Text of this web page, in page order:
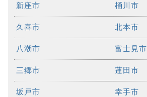
新座市 桶川市
久喜市 北本市
八潮市 富士見市
三郷市 蓮田市
坂戸市 幸手市